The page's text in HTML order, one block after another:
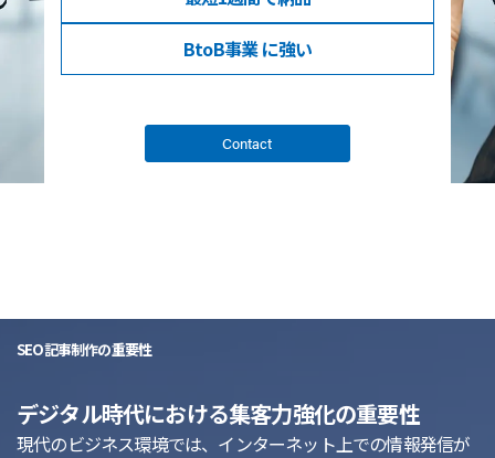
BtoB事業に強い
Contact
SEO記事制作の重要性
デジタル時代における集客力強化の重要性
現代のビジネス環境では、インターネット上での情報発信が